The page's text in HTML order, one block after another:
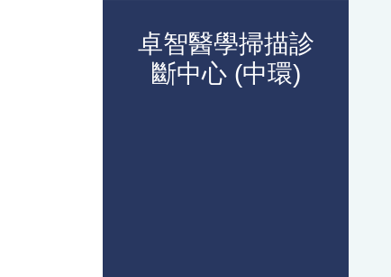
卓智醫學掃描診
斷中心 (中環)